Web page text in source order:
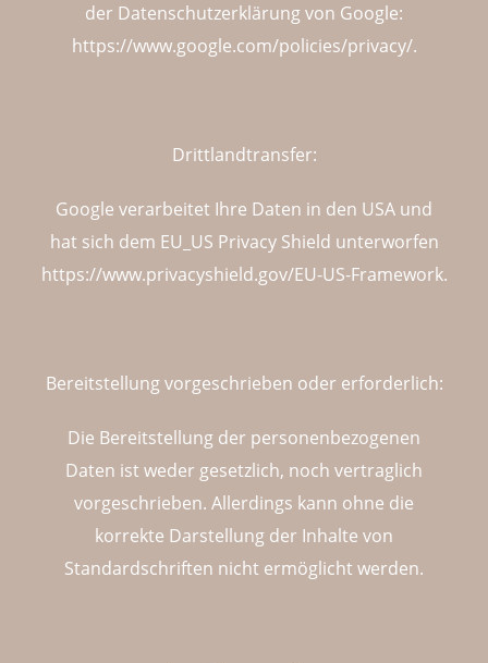
der Datenschutzerklärung von Google:
https://www.google.com/policies/privacy/.
Drittlandtransfer:
Google verarbeitet Ihre Daten in den USA und
hat sich dem EU_US Privacy Shield unterworfen
https://www.privacyshield.gov/EU-US-Framework.
Bereitstellung vorgeschrieben oder erforderlich:
Die Bereitstellung der personenbezogenen
Daten ist weder gesetzlich, noch vertraglich
vorgeschrieben. Allerdings kann ohne die
korrekte Darstellung der Inhalte von
Standardschriften nicht ermöglicht werden.